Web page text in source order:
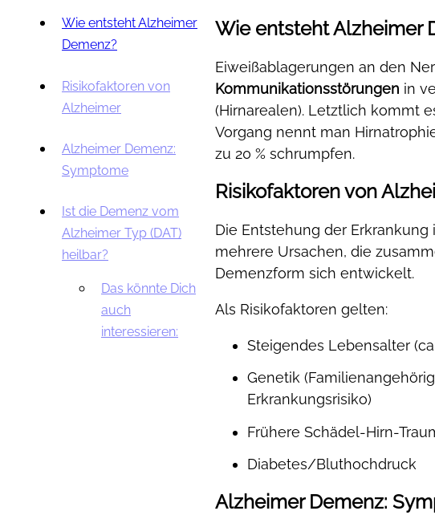
Wie entsteht Alzheimer
Demenz?
Risikofaktoren von
Alzheimer
Alzheimer Demenz:
Symptome
Ist die Demenz vom
Alzheimer Typ (DAT)
heilbar?
Das könnte Dich
auch
interessieren:
Wie entsteht Alzheimer
Eiweißablagerungen an den
Kommunikationsstörungen in
(Hirnarealen). Letztlich kommt
Vorgang nennt man
zu 20 % schrumpfen.
Risikofaktoren von
Die Entstehung der
mehrere Ursachen, die
Demenzform sich entwickelt.
Als Risikofaktoren gelten:
Steigendes Lebensalter
Genetik
Erkrankungsrisiko)
Frühere Schädel-Hirn-
Diabetes/Bluthochdruck
Alzheimer Demenz: